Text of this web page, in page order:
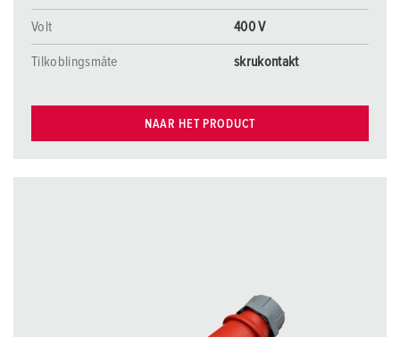
Volt 400 V
Tilkoblingsmåte skrukontakt
NAAR HET PRODUCT